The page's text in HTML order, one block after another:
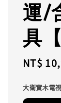
運/
具
NT$
大衛實木電